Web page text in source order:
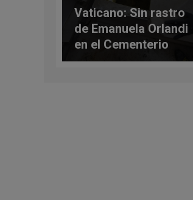
Vaticano: Sin rastro
de Emanuela Orlandi
en el Cementerio
Teutónico